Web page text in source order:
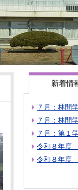
新着情
７月：林間
７月：林間
７月：第１
令和８年度
令和８年度